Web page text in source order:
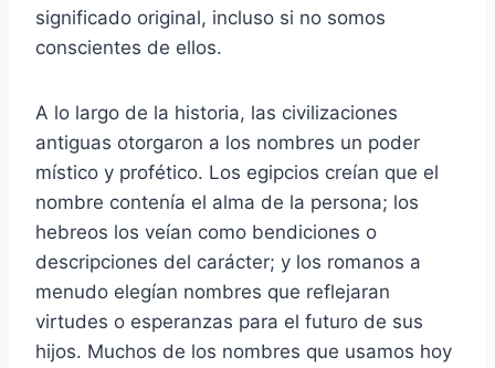
significado original, incluso si no somos
conscientes de ellos.
A lo largo de la historia, las civilizaciones
antiguas otorgaron a los nombres un poder
místico y profético. Los egipcios creían que el
nombre contenía el alma de la persona; los
hebreos los veían como bendiciones o
descripciones del carácter; y los romanos a
menudo elegían nombres que reflejaran
virtudes o esperanzas para el futuro de sus
hijos. Muchos de los nombres que usamos hoy